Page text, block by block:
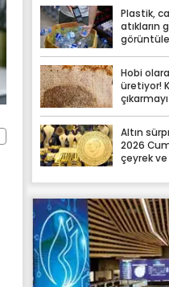
Plastik,
atıkların
Hobi
üretiyor!
Altın
2026
çeyrek